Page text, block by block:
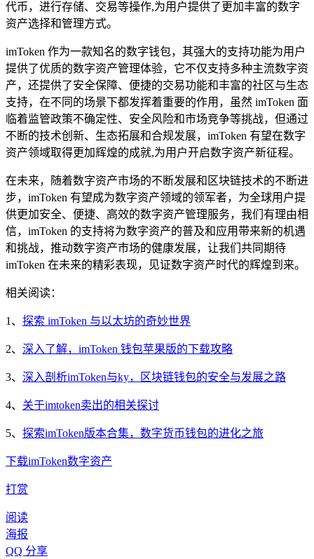
代币，进行存储、交易等操作,为用户提供了更加丰富的数字
资产选择和管理方式。
imToken 作为一款知名的数字钱包，其强大的支持功能为用户
提供了优质的数字资产管理体验，它不仅支持多种主流数字资
产，还提供了安全保障、便捷的交易功能和丰富的社区与生态
支持，在不同的场景下都发挥着重要的作用，虽然 imToken 面
临着监管政策不确定性、安全风险和市场竞争等挑战，但通过
不断的技术创新、生态拓展和合规发展，imToken 有望在数字
资产领域取得更加辉煌的成就,为用户开启数字资产新征程。
在未来，随着数字资产市场的不断发展和区块链技术的不断进
步，imToken 有望成为数字资产领域的领军者，为全球用户提
供更加安全、便捷、高效的数字资产管理服务，我们有理由相
信，imToken 的支持将为数字资产的普及和应用带来新的机遇
和挑战，推动数字资产市场的健康发展，让我们共同期待
imToken 在未来的精彩表现，见证数字资产时代的辉煌到来。
相关阅读：
1、 探索 imToken 与以太坊的奇妙世界
2、 深入了解，imToken 钱包苹果版的下载攻略
3、 深入剖析imToken与ky，区块链钱包的安全与发展之路
4、 关于imtoken卖出的相关探讨
5、 探索imToken版本合集，数字货币钱包的进化之旅
下载imToken数字资产
打赏
阅读
海报
QQ 分享